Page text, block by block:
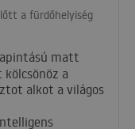
a fürdőhelyiség
matt
a
alkot a világos